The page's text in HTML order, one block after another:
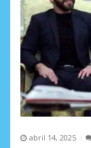
abril 14, 2025